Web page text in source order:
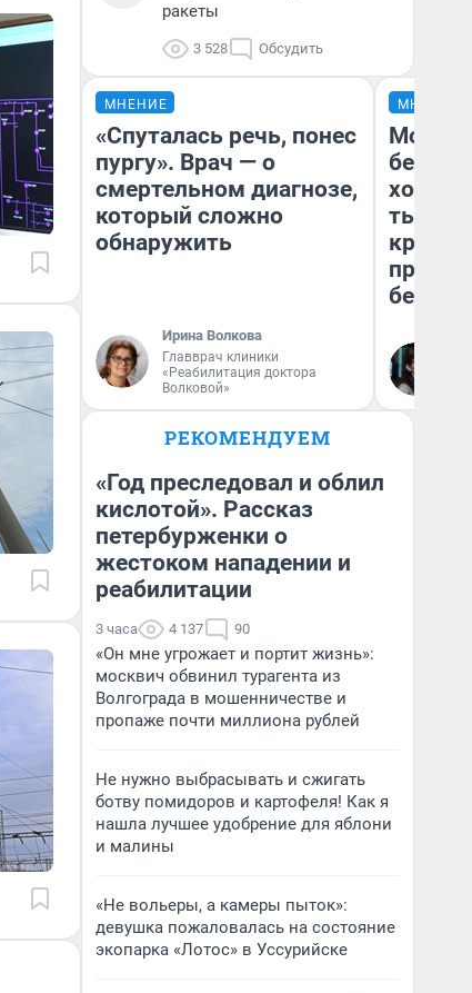
ракеты
3 528 Обсудить
МНЕНИЕ
«Спуталась речь, понес
пургу». Врач — о
смертельном диагнозе,
который сложно
обнаружить
Ирина Волкова
Главврач клиники
«Реабилитация доктора
Волковой»
МНЕНИЕ
Мой
хотела
тысяч,
РЕКОМЕНДУЕМ
«Год преследовал и облил
кислотой». Рассказ
петербурженки о
жестоком нападении и
реабилитации
3 часа 4 137 90
«Он мне угрожает и портит жизнь»:
москвич обвинил турагента из
Волгограда в мошенничестве и
пропаже почти миллиона рублей
Не нужно выбрасывать и сжигать
ботву помидоров и картофеля! Как я
нашла лучшее удобрение для яблони
и малины
«Не вольеры, а камеры пыток»:
девушка пожаловалась на состояние
экопарка «Лотос» в Уссурийске